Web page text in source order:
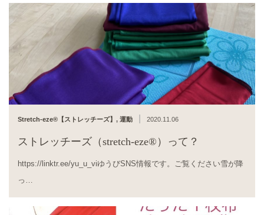
Stretch-eze®︎【ストレッチーズ】 , 運動 2020.11.06
ストレッチーズ（stretch-eze®︎）って？
https://linktr.ee/yu_u_viゆうびSNS情報です。ご覧ください雪が降
っ…